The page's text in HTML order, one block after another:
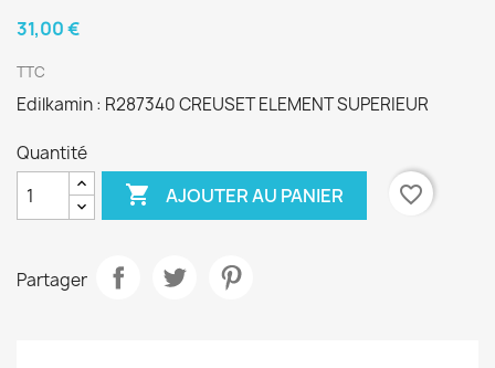
31,00 €
TTC
Edilkamin : R287340 CREUSET ELEMENT SUPERIEUR
Quantité
 AJOUTER AU PANIER favorite_border
Partager